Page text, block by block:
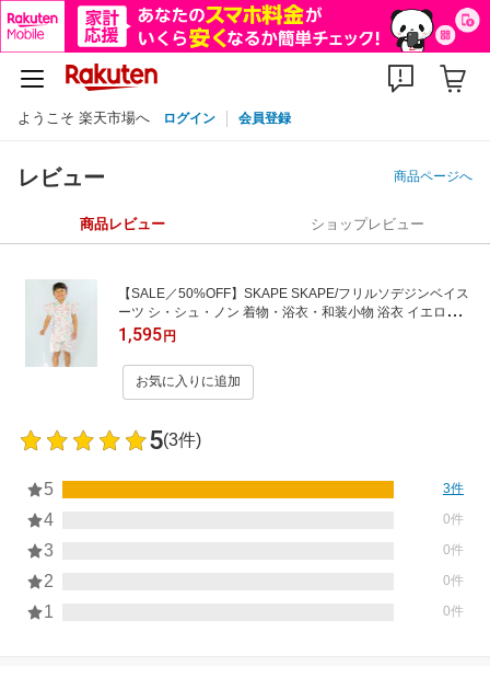
ようこそ 楽天市場へ ログイン 会員登録
レビュー 商品ページへ
商品レビュー ショップレビュー
【SALE／50%OFF】SKAPE SKAPE/フリルソデジンベイス
ーツ シ・シュ・ノン 着物・浴衣・和装小物 浴衣 イエロー
ブルー グリーン ホワイト ピンク パープル
1,595円
お気に入りに追加
5(3件)
5 3件
4 0件
3 0件
2 0件
1 0件